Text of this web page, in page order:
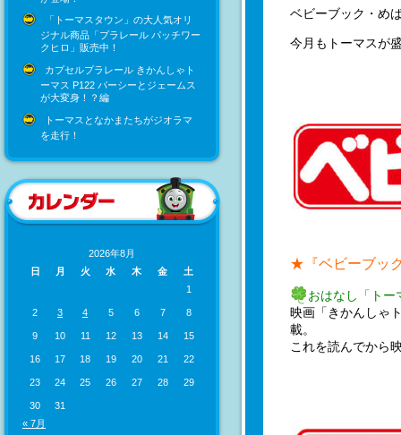
「トーマスタウン」の大人気オリ
ジナル商品「プラレール パッチワー
クヒロ」販売中！
カプセルプラレール きかんしゃト
ーマス P122 パーシーとジェームス
が大変身！？編
トーマスとなかまたちがジオラマ
を走行！
2026年8月
日
月 火 水 木 金
土
1
2 3 4 5 6 7 8
9 10 11 12 13 14 15
16 17 18 19 20 21 22
23 24 25 26 27 28 29
30
31
« 7月
ベビーブック・め
今月もトーマスが
★『ベビーブッ
おはなし「ト
映画「きかんしゃ
載。
これを読んでから